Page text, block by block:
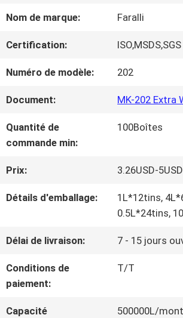
VIDÉOS
PROPOS
DE
NOUS
D'USINE
DE
LA
Nom de marque: Faralli
Certification: ISO,MSDS,SGS
Numéro de modèle: 202
Document: MK-202 Extra
Quantité de
commande min:
100Boîtes
Prix: 3.26USD-5USD
Détails d'emballage:
1L*12tins,
0.5L*24tins,
Délai de livraison: 7 - 15 jours
Conditions de
paiement:
T/T
Capacité
500000L/